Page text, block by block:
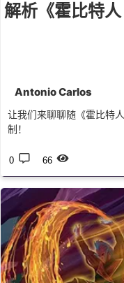
解析《霍比特
Antonio Carlos
让我们来聊聊随《霍比特
制！
0 66